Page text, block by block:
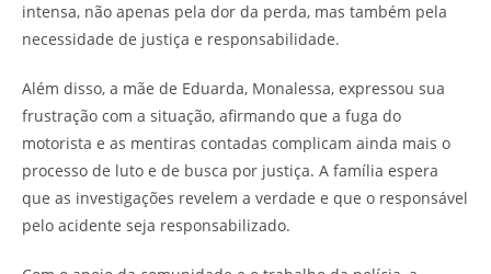
intensa, não apenas pela dor da perda, mas também pela
necessidade de justiça e responsabilidade.
Além disso, a mãe de Eduarda, Monalessa, expressou sua
frustração com a situação, afirmando que a fuga do
motorista e as mentiras contadas complicam ainda mais o
processo de luto e de busca por justiça. A família espera
que as investigações revelem a verdade e que o responsável
pelo acidente seja responsabilizado.